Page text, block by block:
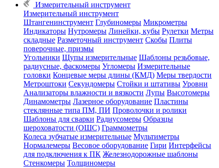
Измерительный инструмент
Измерительный инструмент
Штангенинструмент Глубиномеры Микрометры
Индикаторы Нутромеры Линейки, кубы Рулетки Метры
складные Разметочный инструмент Скобы Плиты
поверочные, призмы
Угольники Щупы измерительные Шаблоны резьбовые,
радиусные, фаскомеры Угломеры Измерительные
головки Концевые меры длины (КМД) Меры твердости
Метроштоки Секундомеры Стойки и штативы Уровни
Анализаторы влажности и вязкости Лупы Высотомеры
Динамометры Лазерное оборудование Пластины
стеклянные типа ПМ, ПИ Проволочки и ролики
Шаблоны для сварки Радиусомеры Образцы
шероховатости (ОШС) Граммометры
Колеса зубчатые измерительные Мультиметры
Нормалемеры Весовое оборудование Гири Интерфейсы
для подключения к ПК Железнодорожные шаблоны
Стенкомеры Толщиномеры